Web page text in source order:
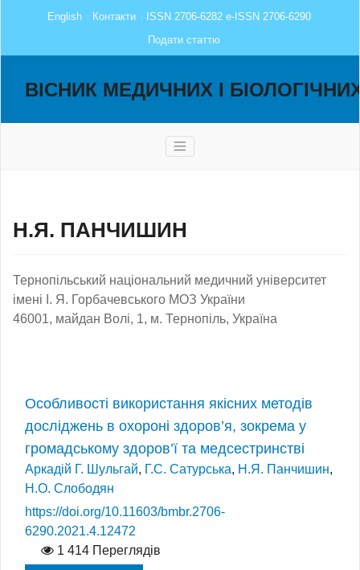
English Контакти
ISSN 2706-6282 e-ISSN 2706-6290
Подати статтю
ВІСНИК МЕДИЧНИХ І
Н.Я. ПАНЧИШИН
Тернопільський національний медичний університет
імені І. Я. Горбачевського МОЗ України
46001, майдан Волі, 1, м. Тернопіль, Україна
Особливості використання якісних методів
досліджень в охороні здоров’я, зокрема у
громадському здоров’ї та медсестринстві
Аркадій Г. Шульгай, Г.С. Сатурська, Н.Я. Панчишин,
Н.О. Слободян
https://doi.org/10.11603/bmbr.2706-
6290.2021.4.12472
1 414 Переглядів